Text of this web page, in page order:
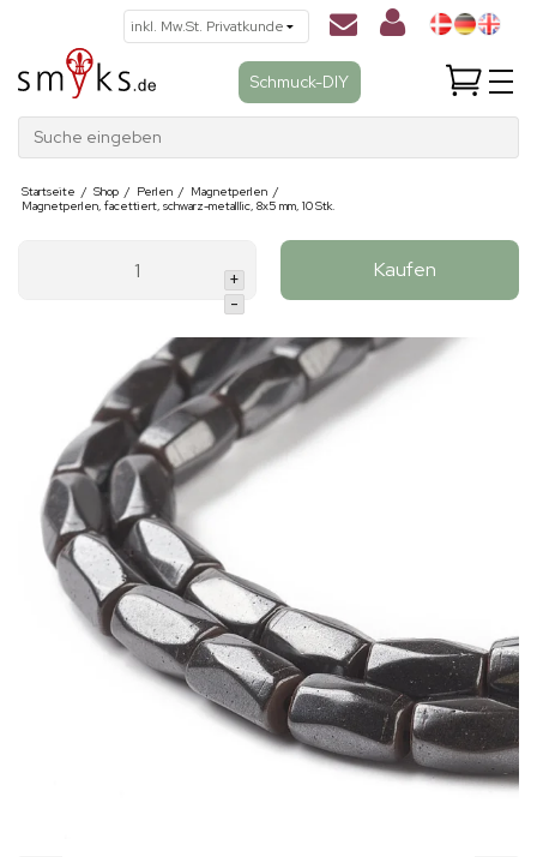
Schmuck-DIY
Suche eingeben
Startseite / Shop / Perlen / Magnetperlen /
Magnetperlen, facettiert, schwarz-metalllic, 8x5 mm, 10 Stk.
+
-
Kaufen